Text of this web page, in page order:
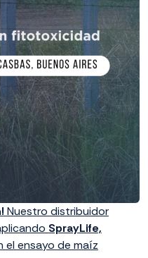
Nuestro distribuidor
SprayLife,
el ensayo de maíz